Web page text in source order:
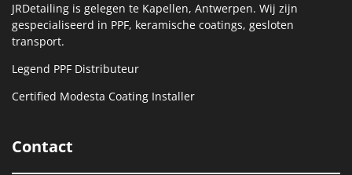
JRDetailing is gelegen te Kapellen, Antwerpen. Wij zijn
gespecialiseerd in PPF, keramische coatings, gesloten
transport.
Legend PPF Distributeur
Certified Modesta Coating Installer
Contact